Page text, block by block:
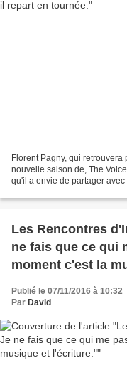
Florent Pagny, qui
nouvelle saison de, The
qu'il a envie de partager
Les Rencontres
ne fais que ce qui
moment c'est la
Publié le 07/11/2016 à 10:32
Par David